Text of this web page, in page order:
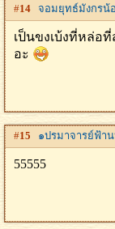
#14 จอมยุทธ์มังกรน้
เป็นขงเบ้งที่หล่อที่
อะ
#15 ๑ปรมาจารย์ฟ้า
55555